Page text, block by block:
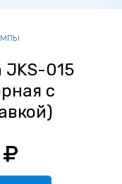
015
с